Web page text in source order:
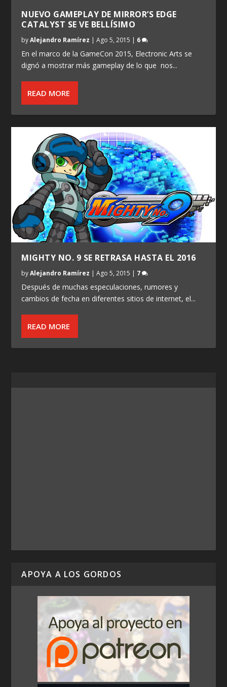
NUEVO GAMEPLAY DE MIRROR’S EDGE
CATALYST SE VE BELLÍSIMO
byAlejandro Ramírez |Ago 5, 2015 | 6
En el marco de la GameCon 2015, Electronic Arts se
dignó a mostrar más gameplay de lo que nos...
READ MORE
MIGHTY NO. 9 SE RETRASA HASTA EL 2016
byAlejandro Ramírez |Ago 5, 2015 | 7
Después de muchas especulaciones, rumores y
cambios de fecha en diferentes sitios de internet, el...
READ MORE
APOYA A LOS GORDOS